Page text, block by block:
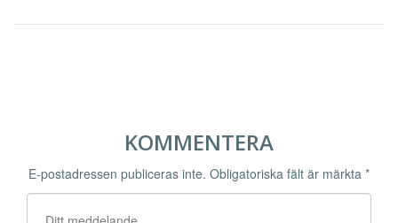
KOMMENTERA
E-postadressen publiceras inte. Obligatoriska fält är märkta *